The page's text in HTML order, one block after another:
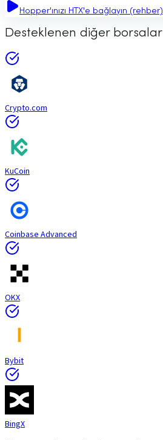
Hopper'ınızı HTX'e bağlayın (rehber)
Desteklenen diğer borsalar
Crypto.com
KuCoin
Coinbase Advanced
OKX
Bybit
BingX